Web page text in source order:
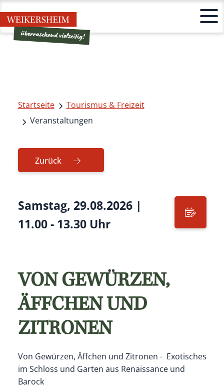
Startseite
Tourismus & Freizeit
Veranstaltungen
Zurück
Termin
Samstag, 29.08.2026 |
11.00 - 13.30 Uhr
VON GEWÜRZEN,
ÄFFCHEN UND
ZITRONEN
Von Gewürzen, Äffchen und Zitronen - Exotisches
im Schloss und Garten aus Renaissance und
Barock